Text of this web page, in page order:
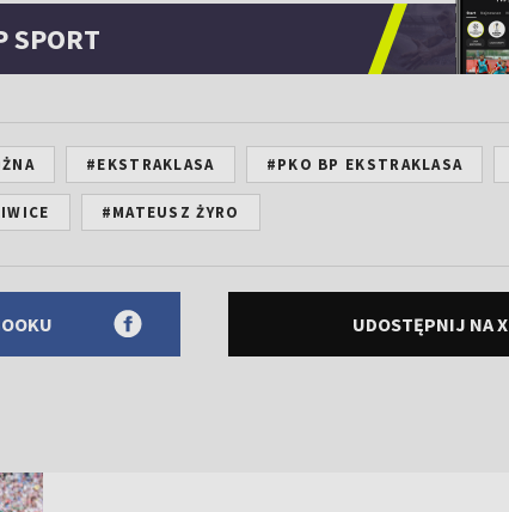
SPORT
#EKSTRAKLASA #PKO BP EKSTRAKLASA
#MATEUSZ ŻYRO
UDOSTĘPNIJ NA X